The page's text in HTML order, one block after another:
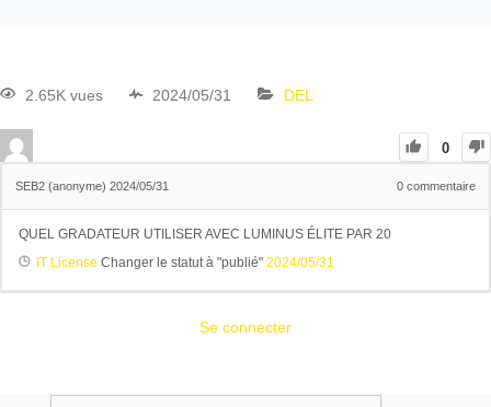
2.65K vues 2024/05/31 DEL
0
SEB2 (anonyme) 2024/05/31 0 commentaire
QUEL GRADATEUR UTILISER AVEC LUMINUS ÉLITE PAR 20
IT License Changer le statut à "publié" 2024/05/31
Se connecter